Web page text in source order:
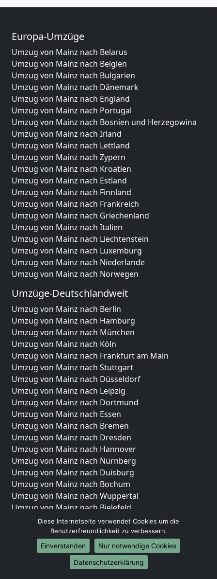
Europa-Umzüge
Umzug von Mainz nach Belarus
Umzug von Mainz nach Belgien
Umzug von Mainz nach Bulgarien
Umzug von Mainz nach Dänemark
Umzug von Mainz nach England
Umzug von Mainz nach Portugal
Umzug von Mainz nach Bosnien und Herzegowina
Umzug von Mainz nach Irland
Umzug von Mainz nach Lettland
Umzug von Mainz nach Zypern
Umzug von Mainz nach Kroatien
Umzug von Mainz nach Estland
Umzug von Mainz nach Finnland
Umzug von Mainz nach Frankreich
Umzug von Mainz nach Griechenland
Umzug von Mainz nach Italien
Umzug von Mainz nach Liechtenstein
Umzug von Mainz nach Luxemburg
Umzug von Mainz nach Niederlande
Umzug von Mainz nach Norwegen
Umzüge-Deutschlandweit
Umzug von Mainz nach Berlin
Umzug von Mainz nach Hamburg
Umzug von Mainz nach München
Umzug von Mainz nach Köln
Umzug von Mainz nach Frankfurt am Main
Umzug von Mainz nach Stuttgart
Umzug von Mainz nach Düsseldorf
Umzug von Mainz nach Leipzig
Umzug von Mainz nach Dortmund
Umzug von Mainz nach Essen
Umzug von Mainz nach Bremen
Umzug von Mainz nach Dresden
Umzug von Mainz nach Hannover
Umzug von Mainz nach Nürnberg
Umzug von Mainz nach Duisburg
Umzug von Mainz nach Bochum
Umzug von Mainz nach Wuppertal
Umzug von Mainz nach Bielefeld
Umzug von Mainz nach Bonn
Umzug von Mainz nach Münster
Internationale-Umzüge
Umzug von Mainz nach Brasilien
Diese Internetseite verwendet Cookies um die
Benutzerfreundlichkeit zu verbessern.
Einverstanden
Nur notwendige Cookies
Datenschutzerklärung